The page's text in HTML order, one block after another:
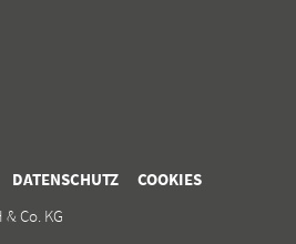
DATENSCHUTZ COOKIES
Co. KG